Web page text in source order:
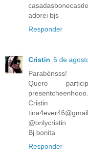
adorei bjs
Responder
Cristin 6 de
Parabénsss!
Quero
Cristin
@onlycristin
Bj bonita
Responder